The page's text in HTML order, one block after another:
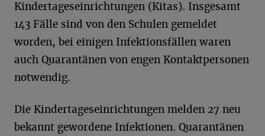
Kindertageseinrichtungen (Kitas). Insgesamt
143 Fälle sind von den Schulen gemeldet
worden, bei einigen Infektionsfällen waren
auch Quarantänen von engen Kontaktpersonen
notwendig.
Die Kindertageseinrichtungen melden 27 neu
bekannt gewordene Infektionen. Quarantänen